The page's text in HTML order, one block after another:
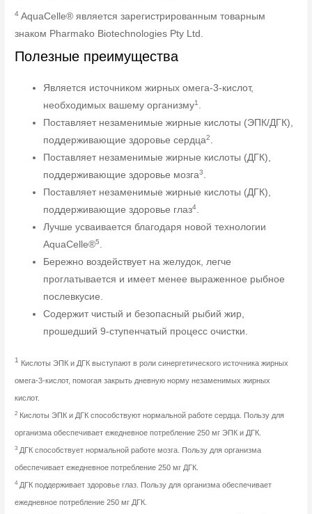
4 AquaCelle® является зарегистрированным товарным
знаком Pharmako Biotechnologies Pty Ltd.
Полезные преимущества
Является источником жирных омега-3-кислот,
необходимых вашему организму1
Поставляет незаменимые жирные кислоты (ЭПК/ДГК),
поддерживающие здоровье сердца2
Поставляет незаменимые жирные кислоты (ДГК),
поддерживающие здоровье мозга3
Поставляет незаменимые жирные кислоты (ДГК),
поддерживающие здоровье глаз4
Лучше усваивается благодаря новой технологии
AquaCelle®5
Бережно воздействует на желудок, легче
проглатывается и имеет менее выраженное рыбное
послевкусие.
Содержит чистый и безопасный рыбий жир,
прошедший 9-ступенчатый процесс очистки.
1 Кислоты ЭПК и ДГК выступают в роли синергетического источника жирных
омега-3-кислот, помогая закрыть дневную норму незаменимых жирных
кислот.
2 Кислоты ЭПК и ДГК способствуют нормальной работе сердца. Пользу для
организма обеспечивает ежедневное потребление 250 мг ЭПК и ДГК.
3 ДГК способствует нормальной работе мозга. Пользу для организма
обеспечивает ежедневное потребление 250 мг ДГК.
4 ДГК поддерживает здоровье глаз. Пользу для организма обеспечивает
ежедневное потребление 250 мг ДГК.